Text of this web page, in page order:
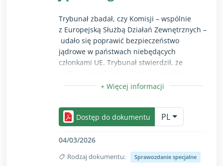
Trybunał zbadał, czy Komisji – wspólnie
z Europejską Służbą Działań Zewnętrznych –
udało się poprawić bezpieczeństwo
jądrowe w państwach niebędących
członkami UE. Trybunał stwierdził, że
ogólnie rzecz biorąc, Komisja pozostaje
ważnym graczem w obszarze współpracy
bezpieczeństwa jądrowego i udzieliła
wsparcia na rzecz szerokiego zakresu
działań, w tym złożonych działań na dużą
skalę. Niemniej w toku realizacji tych
przedsięwzięć często odnotowywano
opóźnienia, a koszty przekraczały niekiedy
Dostęp do dokumentu
PL
04/03/2026
Rodzaj dokumentu: Sprawozdanie specjalne